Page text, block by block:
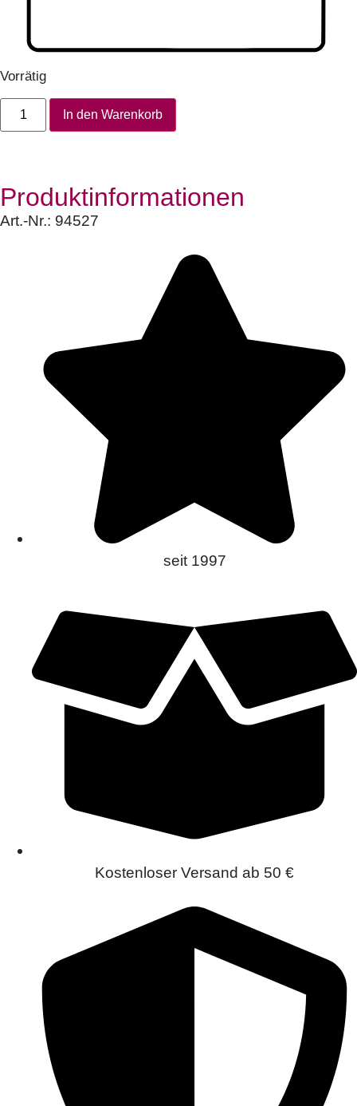
Vorrätig
In den Warenkorb
Produktinformationen
Art.-Nr.: 94527
seit 1997
Kostenloser Versand ab 50 €